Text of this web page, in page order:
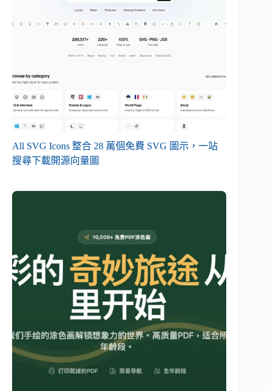
All SVG Icons 整合 28 萬個免費 SVG 圖示，一站
搜尋下載開源向量圖